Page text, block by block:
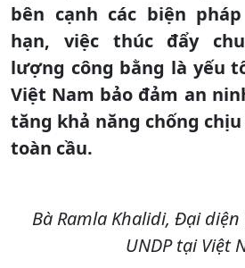
bên cạnh các biện
hạn, việc thúc đẩy
lượng công bằng là yếu
Việt Nam bảo đảm an
tăng khả năng chống
toàn cầu.
Bà Ramla Khalidi, Đại
UNDP tại Việt